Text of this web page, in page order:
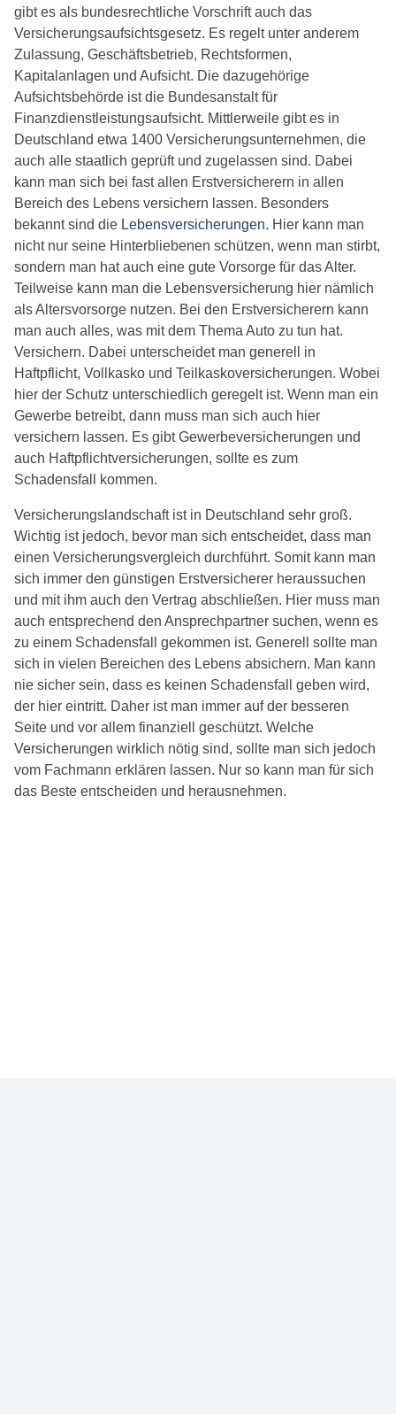
gibt es als bundesrechtliche Vorschrift auch das
Versicherungsaufsichtsgesetz. Es regelt unter anderem
Zulassung, Geschäftsbetrieb, Rechtsformen,
Kapitalanlagen und Aufsicht. Die dazugehörige
Aufsichtsbehörde ist die Bundesanstalt für
Finanzdienstleistungsaufsicht. Mittlerweile gibt es in
Deutschland etwa 1400 Versicherungsunternehmen, die
auch alle staatlich geprüft und zugelassen sind. Dabei
kann man sich bei fast allen Erstversicherern in allen
Bereich des Lebens versichern lassen. Besonders
bekannt sind die Lebensversicherungen. Hier kann man
nicht nur seine Hinterbliebenen schützen, wenn man stirbt,
sondern man hat auch eine gute Vorsorge für das Alter.
Teilweise kann man die Lebensversicherung hier nämlich
als Altersvorsorge nutzen. Bei den Erstversicherern kann
man auch alles, was mit dem Thema Auto zu tun hat.
Versichern. Dabei unterscheidet man generell in
Haftpflicht, Vollkasko und Teilkaskoversicherungen. Wobei
hier der Schutz unterschiedlich geregelt ist. Wenn man ein
Gewerbe betreibt, dann muss man sich auch hier
versichern lassen. Es gibt Gewerbeversicherungen und
auch Haftpflichtversicherungen, sollte es zum
Schadensfall kommen.
Versicherungslandschaft ist in Deutschland sehr groß.
Wichtig ist jedoch, bevor man sich entscheidet, dass man
einen Versicherungsvergleich durchführt. Somit kann man
sich immer den günstigen Erstversicherer heraussuchen
und mit ihm auch den Vertrag abschließen. Hier muss man
auch entsprechend den Ansprechpartner suchen, wenn es
zu einem Schadensfall gekommen ist. Generell sollte man
sich in vielen Bereichen des Lebens absichern. Man kann
nie sicher sein, dass es keinen Schadensfall geben wird,
der hier eintritt. Daher ist man immer auf der besseren
Seite und vor allem finanziell geschützt. Welche
Versicherungen wirklich nötig sind, sollte man sich jedoch
vom Fachmann erklären lassen. Nur so kann man für sich
das Beste entscheiden und herausnehmen.